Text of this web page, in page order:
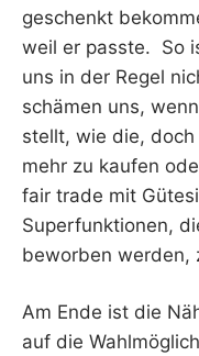
geschenkt
weil er passte. So
uns in der Regel
schämen uns,
stellt, wie die,
mehr zu kaufen
fair trade mit
Superfunktionen,
beworben werden,
Am Ende ist die
auf die